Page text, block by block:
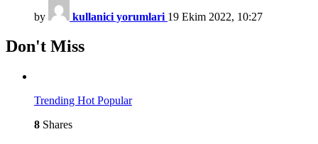
by kullanici yorumlari 19 Ekim 2022, 10:27
Don't Miss
Trending Hot Popular
8 Shares